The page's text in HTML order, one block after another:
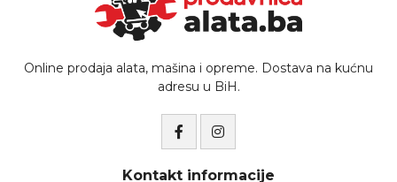
Online prodaja alata, mašina i opreme. Dostava na kućnu
adresu u BiH.
Kontakt informacije